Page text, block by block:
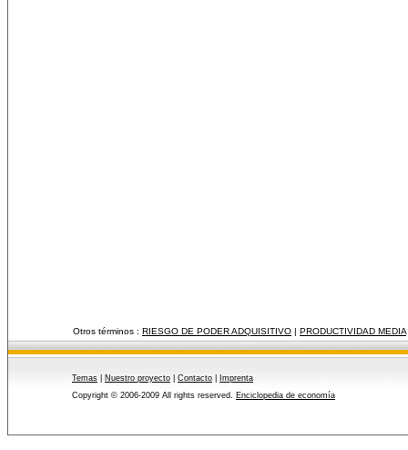
Otros términos : RIESGO DE PODER ADQUISITIVO | PRODUCTIVIDAD MEDIA
Temas Nuestro proyecto Contacto
Imprenta
Copyright © 2006-2009 All rights reserved. Enciclopedia de economía